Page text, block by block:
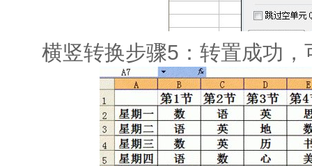
横竖转换步骤5：转置成功，